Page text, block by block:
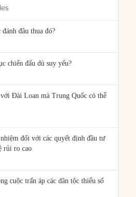
đâu thua đó?
chiến đấu dù suy yếu?
Đài Loan mà Trung Quốc có thể
đối với các quyết định đầu tư
rủi ro cao
cuộc trấn áp các dân tộc thiểu số